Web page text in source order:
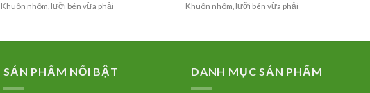
Khuôn nhôm, lưỡi bén vừa phải Khuôn nhôm, lưỡi bén vừa phải
SẢN PHẨM NỔI BẬT DANH MỤC SẢN PHẨM